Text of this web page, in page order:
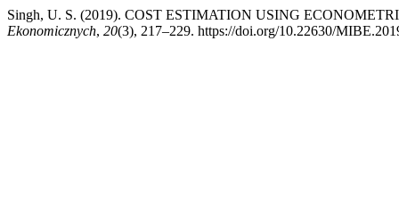
Singh, U. S. (2019). COST ESTIMATION USING
Ekonomicznych, 20(3), 217–229. https://doi.org/10.22630/